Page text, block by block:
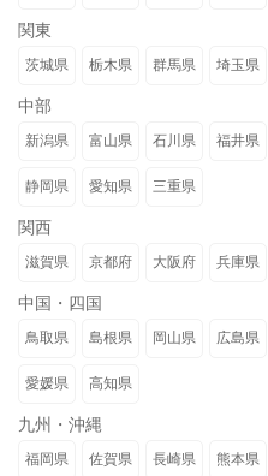
関東
茨城県 栃木県 群馬県 埼玉県
中部
新潟県 富山県 石川県 福井県
静岡県 愛知県 三重県
関西
滋賀県 京都府 大阪府 兵庫県
中国・四国
鳥取県 島根県 岡山県 広島県
愛媛県 高知県
九州・沖縄
福岡県 佐賀県 長崎県 熊本県